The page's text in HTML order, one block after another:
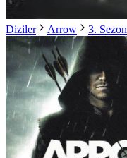
Diziler Arrow 3. Sezon